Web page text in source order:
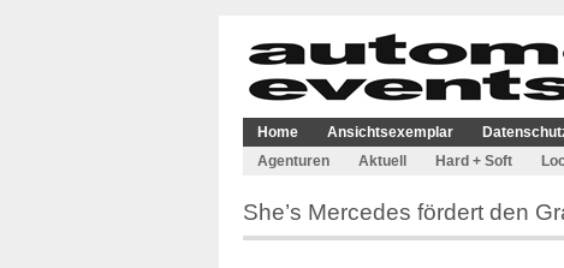
Home Ansichtsexemplar
Agenturen
Aktuell Hard + Soft
She’s Mercedes fördert den